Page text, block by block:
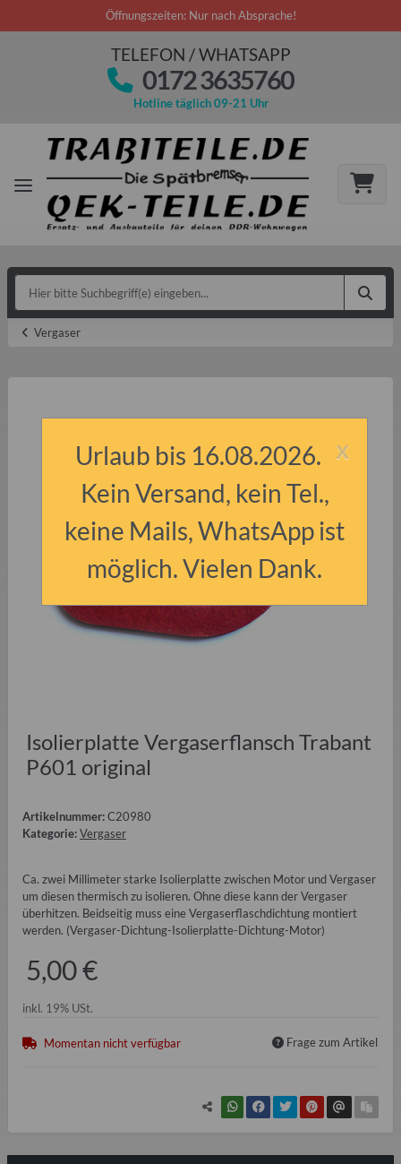
Öffnungszeiten: Nur nach Absprache!
TELEFON / WHATSAPP
0172 3635760
Hotline täglich 09-21 Uhr
Vergaser
Isolierplatte Vergaserflansch Trabant
P601 original
Artikelnummer:C20980
Kategorie:Vergaser
Ca. zwei Millimeter starke Isolierplatte zwischen Motor und Vergaser
um diesen thermisch zu isolieren. Ohne diese kann der Vergaser
überhitzen. Beidseitig muss eine Vergaserflaschdichtung montiert
werden. (Vergaser-Dichtung-Isolierplatte-Dichtung-Motor)
5,00 €
inkl. 19% USt.
Momentan nicht verfügbar Frage zum Artikel
x
Urlaub bis 16.08.2026.
Kein Versand, kein Tel.,
keine Mails, WhatsApp ist
möglich. Vielen Dank.